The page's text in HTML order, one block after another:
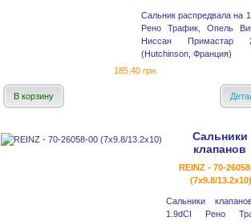
Сальник распредвала на
Рено Трафик, Опель
Ниссан Примастар
(Hutchinson, Франция)
185.40 грн.
В корзину
Сальники
клапанов
REINZ - 70-
(7x9.8/13.2x10)
Сальники
1.9dCI Рено